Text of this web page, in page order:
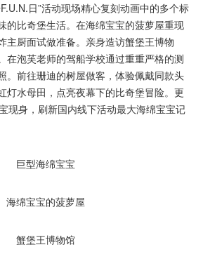
日”活动现场精心复刻动画中的多个标
的比奇堡生活。在海绵宝宝的菠萝屋重现
主厨面试做准备。亲身造访蟹堡王博物
在泡芙老师的驾船学校通过重重严格的测
。前往珊迪的树屋做客，体验佩戴同款头
灯水母田，点亮夜幕下的比奇堡冒险。更
现身，刷新国内线下活动最大海绵宝宝记
巨型海绵宝宝
海绵宝宝的菠萝屋
蟹堡王博物馆